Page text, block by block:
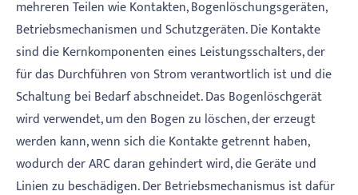
mehreren Teilen wie Kontakten, Bogenlöschungsgeräten,
Betriebsmechanismen und Schutzgeräten. Die Kontakte
sind die Kernkomponenten eines Leistungsschalters, der
für das Durchführen von Strom verantwortlich ist und die
Schaltung bei Bedarf abschneidet. Das Bogenlöschgerät
wird verwendet, um den Bogen zu löschen, der erzeugt
werden kann, wenn sich die Kontakte getrennt haben,
wodurch der ARC daran gehindert wird, die Geräte und
Linien zu beschädigen. Der Betriebsmechanismus ist dafür